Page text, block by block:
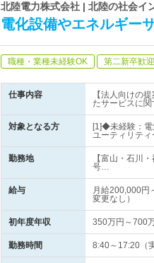
北陸電力株式会社 | 北陸の社会イ
電化設備やエネルギー
職種・業種未経験OK 第二新卒歓迎
仕事内容
【法人向けの
たサービスに
対象となる方
[1]◆未経験：電
ユーティリテ
勤務地
【富山・石川
号…
給与
月給200,000円
変更なし）
初年度年収 350万円～700
勤務時間 8:40～17:20（